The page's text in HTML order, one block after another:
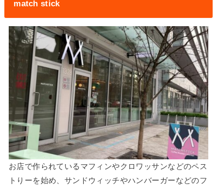
match stick
お店で作られているマフィンやクロワッサンなどのペス
トりーを始め、サンドウィッチやハンバーガーなどのフ